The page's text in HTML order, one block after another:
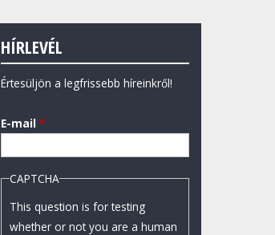
HÍRLEVÉL
Értesüljön a legfrissebb híreinkről!
E-mail *
CAPTCHA
This question is for testing
whether or not you are a human